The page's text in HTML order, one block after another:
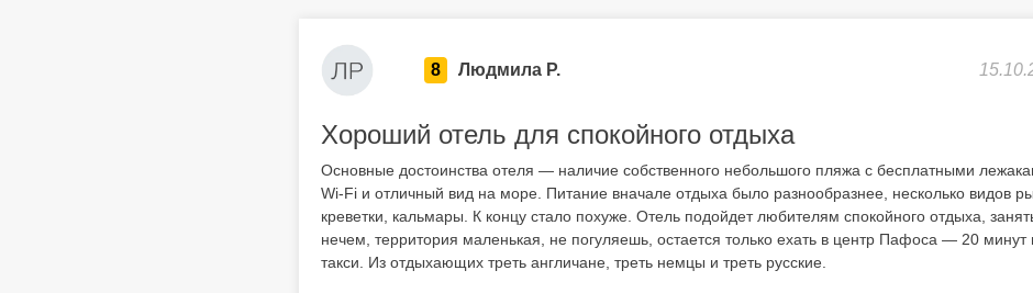
8 Людмила Р.
Хороший отель для спокойного отдыха
Основные достоинства отеля — наличие собственного небольшого пляжа с бесплатными
Wi-Fi и отличный вид на море. Питание вначале отдыха было разнообразнее, несколько видов
креветки, кальмары. К концу стало похуже. Отель подойдет любителям спокойного отдыха,
нечем, территория маленькая, не погуляешь, остается только ехать в центр Пафоса — 20 минут
такси. Из отдыхающих треть англичане, треть немцы и треть русские.